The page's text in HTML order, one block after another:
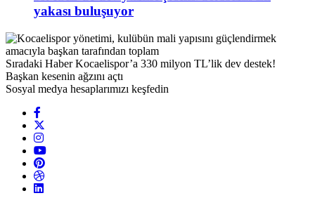
yakası buluşuyor
Sıradaki Haber Kocaelispor’a 330 milyon TL’lik dev destek!
Başkan kesenin ağzını açtı
Sosyal medya hesaplarımızı keşfedin